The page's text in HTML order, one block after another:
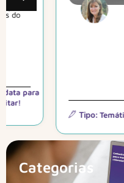
E
Temáticos
Categorias